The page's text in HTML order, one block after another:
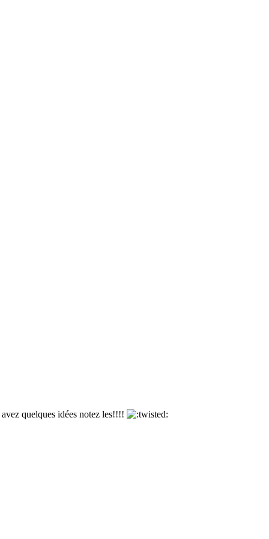
quelques idées notez les!!!!